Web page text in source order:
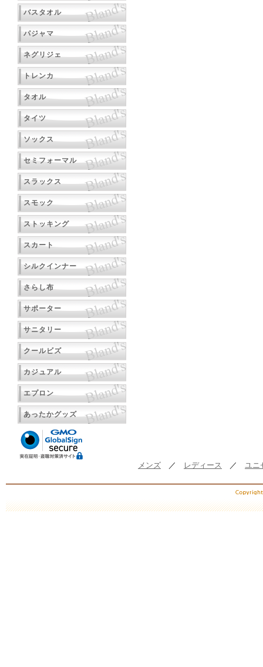
バスタオル
パジャマ
ネグリジェ
トレンカ
タオル
タイツ
ソックス
セミフォーマル
スラックス
スモック
ストッキング
スカート
シルクインナー
さらし布
サポーター
サニタリー
クールビズ
カジュアル
エプロン
あったかグッズ
メンズ ／ レディース ／ ユニ